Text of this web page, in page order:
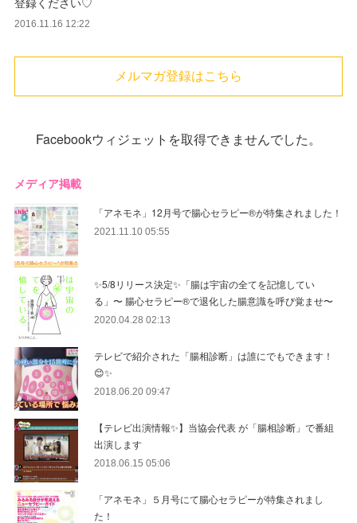
2016.11.16 12:22
メルマガ登録はこちら
Facebookウィジェットを取得できませんでした。
メディア掲載
「アネモネ」12月号で腸心セラピー®︎が特集されました！
2021.11.10 05:55
✨5/8リリース決定✨「腸は宇宙の全てを記憶してい
る」〜 腸心セラピー®︎で退化した腸意識を呼び覚ませ〜
2020.04.28 02:13
テレビで紹介された「腸相診断」は誰にでもできます！
😊✨
2018.06.20 09:47
【テレビ出演情報✨】当協会代表 が「腸相診断」で番組
出演します
2018.06.15 05:06
「アネモネ」５月号にて腸心セラピーが特集されまし
た！